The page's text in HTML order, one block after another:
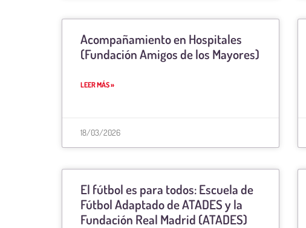
Acompañamiento en Hospitales
(Fundación Amigos de los Mayores)
LEER MÁS »
18/03/2026
El fútbol es para todos: Escuela de
Fútbol Adaptado de ATADES y la
Fundación Real Madrid (ATADES)